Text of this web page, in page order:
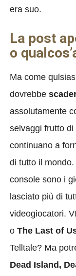
era suo.
La post
o
Ma come
dovrebbe
assolutamente
selvaggi frutto
continuano a
di tutto il
console sono i
lasciato più di
videogiocatori.
o The Last of
Telltale? Ma
Dead Island,